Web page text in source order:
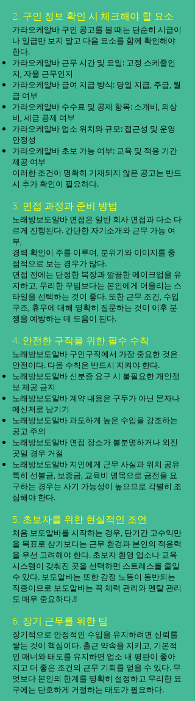
2. 구인 정보 확인 시 체크해야 할 요소
가라오케알바 구인 공고를 볼 때는 단순히 시급이
나 일급만 보지 말고 다음 요소를 함께 확인해야
한다.
가라오케알바 근무 시간 및 요일: 고정 스케줄인
지, 자율 근무인지
가라오케알바 급여 지급 방식: 당일 지급, 주급, 월
급 여부
가라오케알바 수수료 및 공제 항목: 소개비, 의상
비, 세금 공제 여부
가라오케알바 업소 위치와 규모: 접근성 및 운영
안정성
가라오케알바 초보 가능 여부: 교육 및 적응 기간
제공 여부
이러한 조건이 명확히 기재되지 않은 공고는 반드
시 추가 확인이 필요하다.
3. 면접 과정과 준비 방법
노래방보도알바 면접은 일반 회사 면접과 다소 다
르게 진행된다. 간단한 자기소개와 근무 가능 여
부,
경력 확인이 주를 이루며, 분위기와 이미지를 중
점적으로 보는 경우가 많다.
면접 전에는 단정한 복장과 깔끔한 메이크업을 유
지하고, 무리한 꾸밈보다는 본인에게 어울리는 스
타일을 선택하는 것이 좋다. 또한 근무 조건, 수입
구조, 휴무에 대해 명확히 질문하는 것이 이후 분
쟁을 예방하는 데 도움이 된다.
4. 안전한 구직을 위한 필수 수칙
노래방보도알바 구인구직에서 가장 중요한 것은
안전이다. 다음 수칙은 반드시 지켜야 한다.
노래방보도알바 신분증 요구 시 불필요한 개인정
보 제공 금지
노래방보도알바 계약 내용은 구두가 아닌 문자나
메신저로 남기기
노래방보도알바 과도하게 높은 수입을 강조하는
공고 주의
노래방보도알바 면접 장소가 불분명하거나 외진
곳일 경우 거절
노래방보도알바 지인에게 근무 사실과 위치 공유
특히 선불금, 보증금, 교육비 명목으로 금전을 요
구하는 경우는 사기 가능성이 높으므로 각별히 조
심해야 한다.
5. 초보자를 위한 현실적인 조언
처음 보도알바를 시작하는 경우, 단기간 고수익만
을 목표로 삼기보다는 근무 환경과 본인의 적응력
을 우선 고려해야 한다. 초보자 환영 업소나 교육
시스템이 갖춰진 곳을 선택하면 스트레스를 줄일
수 있다. 보도알바는 또한 감정 노동이 동반되는
직종이므로 보도알바는 꼭 체력 관리와 멘탈 관리
도 매우 중요하다.!!
6. 장기 근무를 위한 팁
장기적으로 안정적인 수입을 유지하려면 신뢰를
쌓는 것이 핵심이다. 출근 약속을 지키고, 기본적
인 매너와 태도를 유지하면 업소 내 평판이 좋아
지고 더 좋은 조건의 근무 기회를 얻을 수 있다. 무
엇보다 본인의 한계를 명확히 설정하고 무리한 요
구에는 단호하게 거절하는 태도가 필요하다.